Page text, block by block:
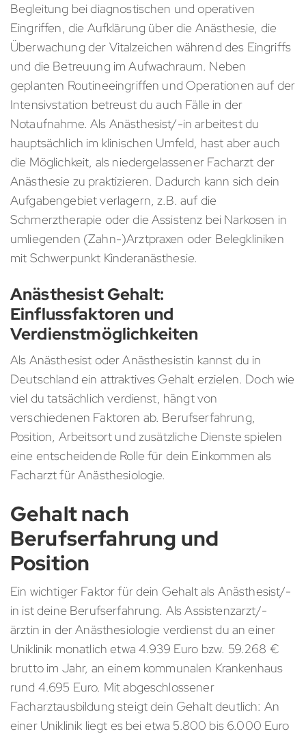
Begleitung bei diagnostischen und operativen
Eingriffen, die Aufklärung über die Anästhesie, die
Überwachung der Vitalzeichen während des Eingriffs
und die Betreuung im Aufwachraum. Neben
geplanten Routineeingriffen und Operationen auf der
Intensivstation betreust du auch Fälle in der
Notaufnahme. Als Anästhesist/-in arbeitest du
hauptsächlich im klinischen Umfeld, hast aber auch
die Möglichkeit, als niedergelassener Facharzt der
Anästhesie zu praktizieren. Dadurch kann sich dein
Aufgabengebiet verlagern, z.B. auf die
Schmerztherapie oder die Assistenz bei Narkosen in
umliegenden (Zahn-)Arztpraxen oder Belegkliniken
mit Schwerpunkt Kinderanästhesie.
Anästhesist Gehalt:
Einflussfaktoren und
Verdienstmöglichkeiten
Als Anästhesist oder Anästhesistin kannst du in
Deutschland ein attraktives Gehalt erzielen. Doch wie
viel du tatsächlich verdienst, hängt von
verschiedenen Faktoren ab. Berufserfahrung,
Position, Arbeitsort und zusätzliche Dienste spielen
eine entscheidende Rolle für dein Einkommen als
Facharzt für Anästhesiologie.
Gehalt nach
Berufserfahrung und
Position
Ein wichtiger Faktor für dein Gehalt als Anästhesist/-
in ist deine Berufserfahrung. Als Assistenzarzt/-
ärztin in der Anästhesiologie verdienst du an einer
Uniklinik monatlich etwa 4.939 Euro bzw. 59.268 €
brutto im Jahr, an einem kommunalen Krankenhaus
rund 4.695 Euro. Mit abgeschlossener
Facharztausbildung steigt dein Gehalt deutlich: An
einer Uniklinik liegt es bei etwa 5.800 bis 6.000 Euro